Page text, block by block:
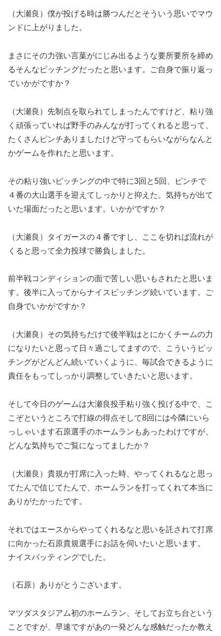
（大瀬良）僕が投げる時は勝つんだとそういう思いでマウ
ンドに上がりました。
まさにその力強い言葉がにじみ出るような要所要所を締め
るそんなピッチングだったと思います。ご自身で振り返っ
ていかがですか？
（大瀬良）先制点を取られてしまったんですけど、粘り強
く頑張っていれば野手のみんなが打ってくれると思って、
たくさんピンチありましたけど守ってもらいながらなんと
かゲームを作れたと思います。
その粘り強いピッチングの中で特に3回と5回、ピンチで
４番の大山選手を迎えてしっかりと抑えた。気持ちが出て
いた場面だったと思います。いかがですか？
（大瀬良）タイガースの４番ですし、ここを切れば流れが
くると思って全力投球で勝負しました。
前半戦コンディションの面で苦しい思いもされたと思いま
す。後半に入ってからナイスピッチング続いています。ご
自身でいかがですか？
（大瀬良）その気持ちだけで後半戦はとにかくチームの力
になりたいと思って日々過ごしてますので、こういうピッ
チングがどんどん続いていくように、毎試合できるように
責任をもってしっかり調整していきたいと思います。
そして今日のゲームは大瀬良投手粘り強く投げる中で、こ
こぞというところで打線の得点そして8回には今隣にいら
っしゃいます石原選手のホームランもあったわけですが、
どんな気持ちでご覧になってましたか？
（大瀬良）貴規が打席に入った時、やってくれるなと思っ
てたんで信じてたんで、ホームランを打ってくれて本当に
ありがたかったです。
それではエースからやってくれるなと思いを託されて打席
に向かった石原貴規選手にお話を伺いたいと思います。
ナイスバッティングでした。
（石原）ありがとうございます。
マツダスタジアム初のホームラン、そしてお立ち台という
ことですが、早速ですがあの一発どんな感触だったか教え